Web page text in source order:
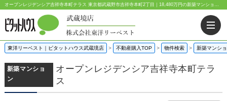
オープンレジデンシア吉祥寺本町テラス 東京都武蔵野市吉祥寺本町2丁目｜18,480万円の新築マンション｜分譲マンション情報｜株式会社東洋リーベスト
東洋リーベスト｜ピタットハウス武蔵境店 > 不動産購入TOP > 物件検索 > 新築マンシ
新築マンショ
ン
オープンレジデンシア吉祥寺本町テラ
ス